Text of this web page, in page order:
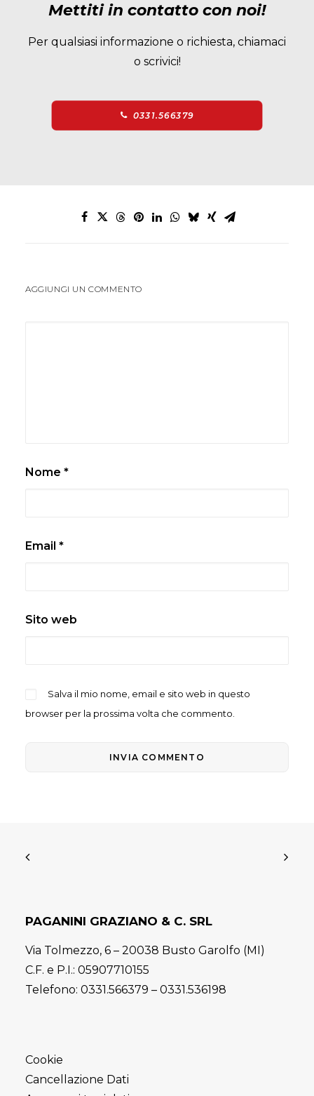
Mettiti in contatto con noi!
Per qualsiasi informazione o richiesta, chiamaci
o scrivici!
0331.566379
AGGIUNGI UN COMMENTO
Nome *
Email *
Sito web
Salva il mio nome, email e sito web in questo
browser per la prossima volta che commento.
PAGANINI GRAZIANO & C. SRL
Via Tolmezzo, 6 – 20038 Busto Garolfo (MI)
C.F. e P.I.: 05907710155
Telefono: 0331.566379 – 0331.536198
Cookie
Cancellazione Dati